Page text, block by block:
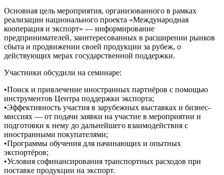
Основная цель мероприятия, организованного в рамках
реализации национального проекта «Международная
кооперация и экспорт» — информирование
предпринимателей, заинтересованных в расширении рынков
сбыта и продвижении своей продукции за рубеж, о
действующих мерах государственной поддержки.
Участники обсудили на семинаре:
•Поиск и привлечение иностранных партнёров с помощью
инструментов Центра поддержки экспорта;
•Эффективность участия в зарубежных выставках и бизнес-
миссиях — от подачи заявки на участие в мероприятии и
подготовки к нему до дальнейшего взаимодействия с
иностранными покупателями;
•Программы обучения для начинающих и опытных
экспортёров;
•Условия софинансирования транспортных расходов при
поставке продукции на экспорт.